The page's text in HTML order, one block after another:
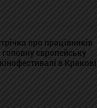
про працівників
європейську
в Кракові